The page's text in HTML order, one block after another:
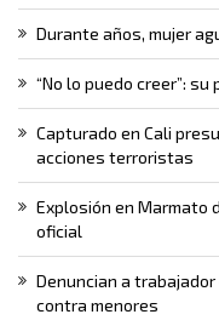
Durante años, mujer
“No lo puedo creer”:
Capturado en Cali
acciones terroristas
Explosión en Marmato
oficial
Denuncian a
contra menores